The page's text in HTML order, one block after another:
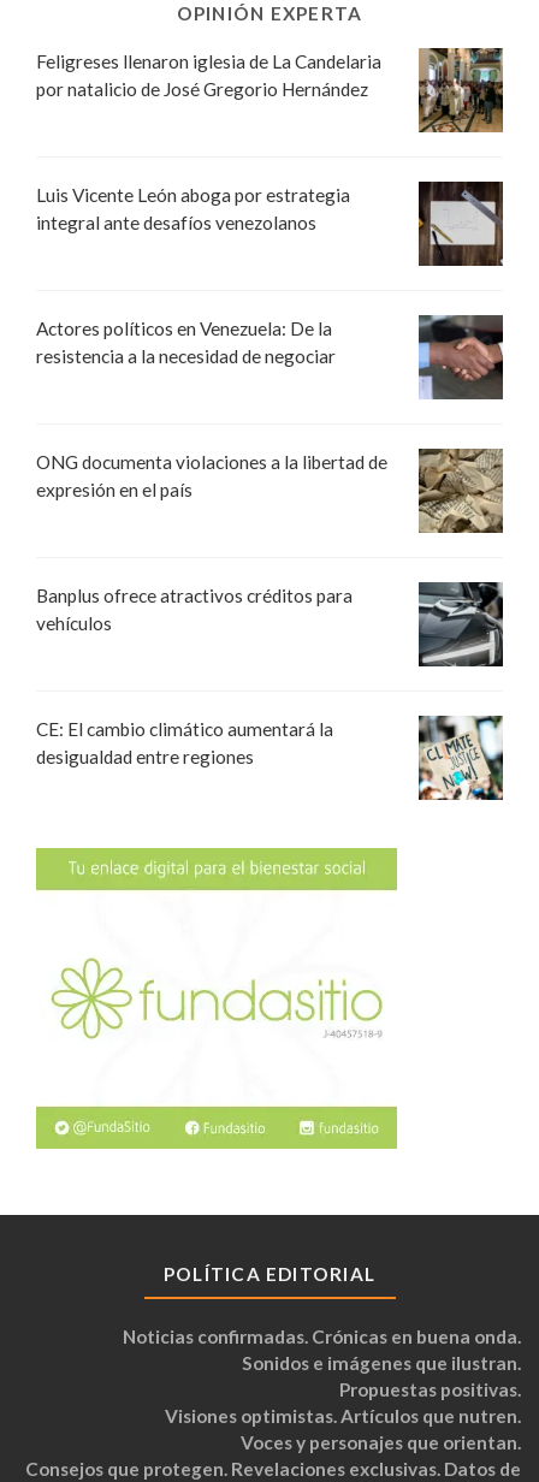
OPINIÓN EXPERTA
Feligreses llenaron iglesia de La Candelaria
por natalicio de José Gregorio Hernández
Luis Vicente León aboga por estrategia
integral ante desafíos venezolanos
Actores políticos en Venezuela: De la
resistencia a la necesidad de negociar
ONG documenta violaciones a la libertad de
expresión en el país
Banplus ofrece atractivos créditos para
vehículos
CE: El cambio climático aumentará la
desigualdad entre regiones
POLÍTICA EDITORIAL
Noticias confirmadas. Crónicas en buena onda.
Sonidos e imágenes que ilustran.
Propuestas positivas.
Visiones optimistas. Artículos que nutren.
Voces y personajes que orientan.
Consejos que protegen. Revelaciones exclusivas. Datos de